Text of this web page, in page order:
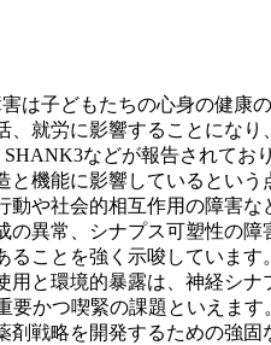
は子どもたちの心身の健
就労に影響することにな
などが報告されてお
機能に影響しているという
や社会的相互作用の障害
異常、シナプス可塑性の
ことを強く示唆しています。
と環境的暴露は、神経シ
かつ喫緊の課題といえま
戦略を開発するための強固